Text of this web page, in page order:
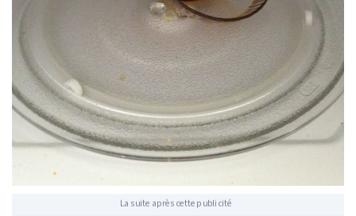
La suite après cette publicité